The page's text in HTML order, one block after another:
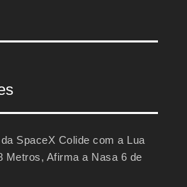
SpaceX Colide com a Lua
Metros, Afirma a Nasa 6 de